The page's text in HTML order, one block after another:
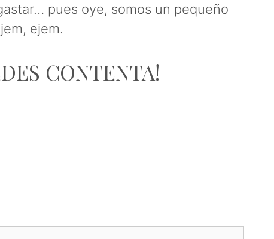
pues oye, somos un pequeño
ejem.
CONTENTA!